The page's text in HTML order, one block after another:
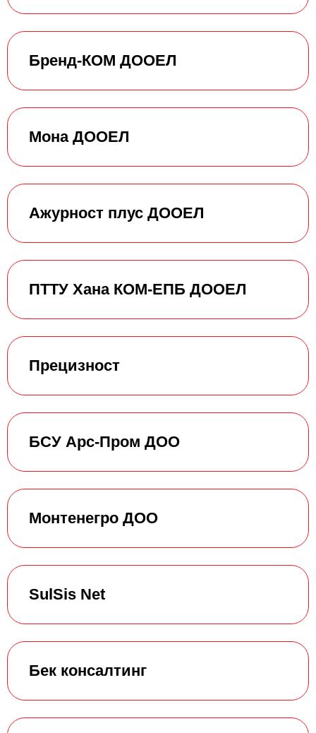
Бренд-КОМ ДООЕЛ
Мона ДООЕЛ
Ажурност плус ДООЕЛ
ПТТУ Хана КОМ-ЕПБ ДООЕЛ
Прецизност
БСУ Арс-Пром ДОО
Монтенегро ДОО
SulSis Net
Бек консалтинг